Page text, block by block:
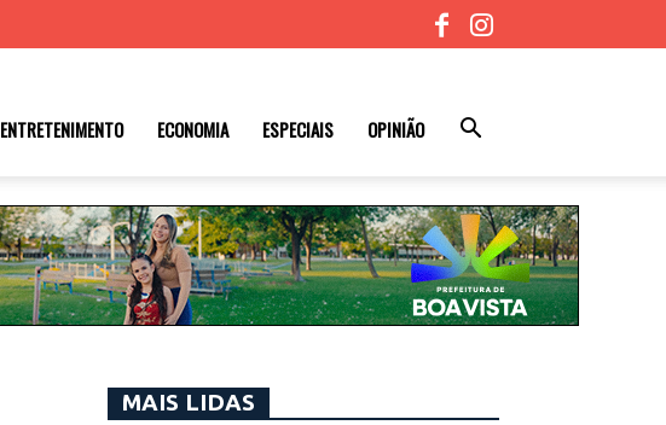
ENTRETENIMENTO ECONOMIA ESPECIAIS OPINIÃO
MAIS LIDAS